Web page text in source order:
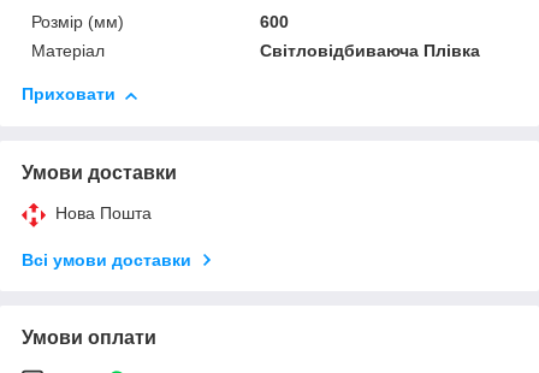
Розмір (мм)
600
Матеріал
Світловідбиваюча Плівка
Приховати
Умови доставки
Нова Пошта
Всі умови доставки
Умови оплати